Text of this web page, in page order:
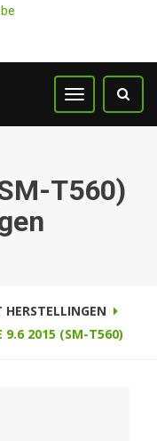
T560)
HERSTELLINGEN
9.6 2015 (SM-T560)